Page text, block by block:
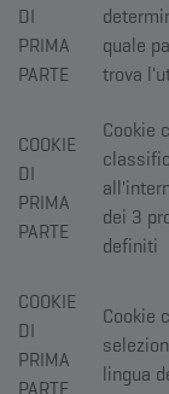
DI
PRIMA
PARTE
quale
trova
COOKIE
DI
PRIMA
PARTE
Cookie
dei 3
definiti
COOKIE
DI
PRIMA
PARTE
Cookie
lingua